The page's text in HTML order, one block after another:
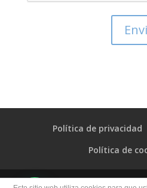
Política de privacidad
Política de